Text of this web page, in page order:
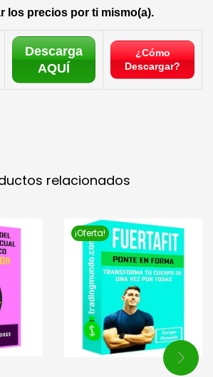
los precios por ti mismo(a).
Descarga
AQUÍ
¿Cómo
Descargar?
relacionados
¡Oferta!